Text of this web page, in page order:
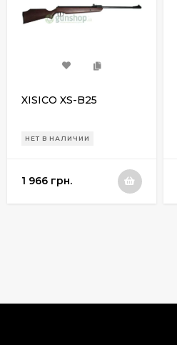
XISICO XS-B25
НЕТ В НАЛИЧИИ
1 966 грн.